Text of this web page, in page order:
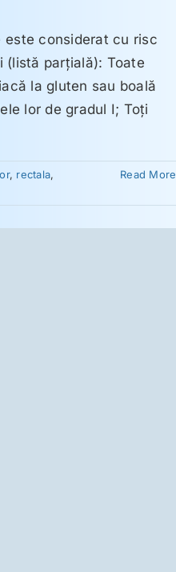
este considerat cu risc
parţială): Toate
la gluten sau boală
lor de gradul I; Toţi
, rectala,
Read More